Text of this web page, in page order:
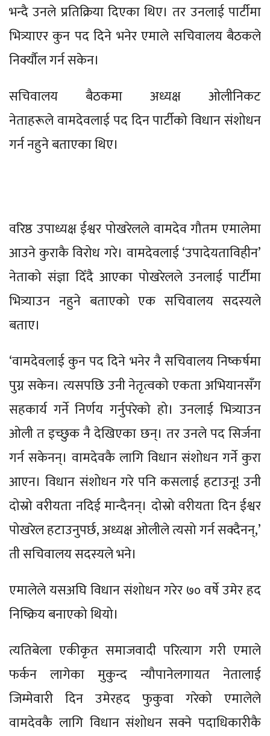
भन्दै उनले प्रतिक्रिया दिएका थिए। तर उनलाई पार्टीमा
भित्र्याएर कुन पद दिने भनेर एमाले सचिवालय बैठकले
निर्क्यौल गर्न सकेन।
सचिवालय बैठकमा अध्यक्ष ओलीनिकट
नेताहरूले वामदेवलाई पद दिन पार्टीको विधान संशोधन
गर्न नहुने बताएका थिए।
वरिष्ठ उपाध्यक्ष ईश्वर पोखरेलले वामदेव गौतम एमालेमा
आउने कुराकै विरोध गरे। वामदेवलाई ‘उपादेयताविहीन’
नेताको संज्ञा दिँदै आएका पोखरेलले उनलाई पार्टीमा
भित्र्याउन नहुने बताएको एक सचिवालय सदस्यले
बताए।
‘वामदेवलाई कुन पद दिने भनेर नै सचिवालय निष्कर्षमा
पुग्न सकेन। त्यसपछि उनी नेतृत्वको एकता अभियानसँग
सहकार्य गर्ने निर्णय गर्नुपरेको हो। उनलाई भित्र्याउन
ओली त इच्छुक नै देखिएका छन्। तर उनले पद सिर्जना
गर्न सकेनन्। वामदेवकै लागि विधान संशोधन गर्ने कुरा
आएन। विधान संशोधन गरे पनि कसलाई हटाउनू! उनी
दोस्रो वरीयता नदिई मान्दैनन्। दोस्रो वरीयता दिन ईश्वर
पोखरेल हटाउनुपर्छ, अध्यक्ष ओलीले त्यसो गर्न सक्दैनन्,’
ती सचिवालय सदस्यले भने।
एमालेले यसअघि विधान संशोधन गरेर ७० वर्षे उमेर हद
निष्क्रिय बनाएको थियो।
त्यतिबेला एकीकृत समाजवादी परित्याग गरी एमाले
फर्कन लागेका मुकुन्द न्यौपानेलगायत नेतालाई
जिम्मेवारी दिन उमेरहद फुकुवा गरेको एमालेले
वामदेवकै लागि विधान संशोधन सक्ने पदाधिकारीकै